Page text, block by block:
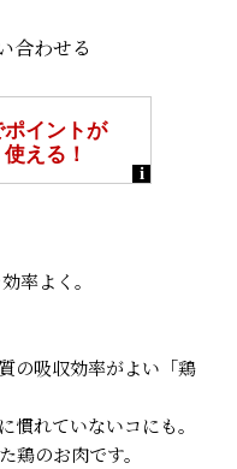
合わせる
率よく。
の吸収効率がよい「鶏
慣れていないコにも。
鶏のお肉です。